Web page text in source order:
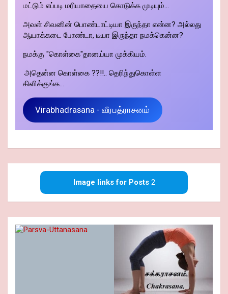
மட்டும் எப்படி மரியாதையை கொடுக்க முடியும்...
அவள் சிவனின் பொண்டாட்டியா இருந்தா என்ன? அல்லது
ஆயாக்கடை போண்டா, டீயா இருந்தா நமக்கென்ன?
நமக்கு "கொள்கை"தானய்யா முக்கியம்.
அதென்ன கொள்கை ??!!.. தெரிந்துகொள்ள
கிளிக்குங்க...
Virabhadrasana - வீரபத்ராசனம்
Image links for Posts2